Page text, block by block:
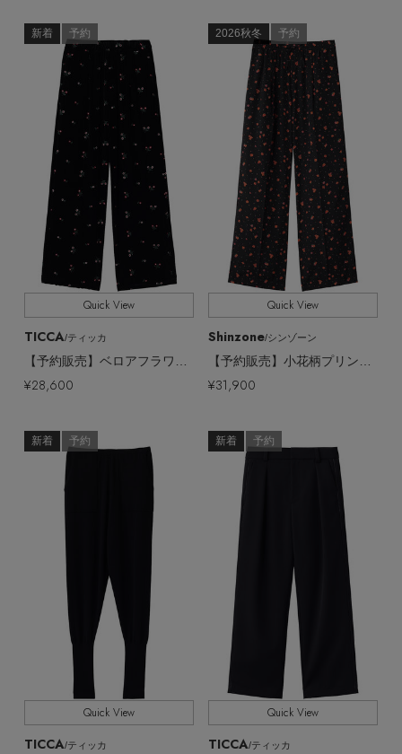
2026秋冬 予約
Quick View
Shinzone/シンゾーン
¥31,900
新着 予約
Quick View
TICCA/ティッカ
¥28,600
新着 予約
Quick View
TICCA/ティッカ
新着 予約
Quick View
TICCA/ティッカ